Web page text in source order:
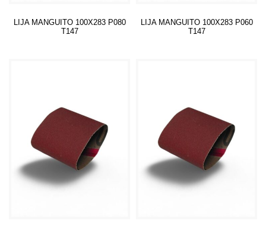
LIJA MANGUITO 100X283 P080
T147
LIJA MANGUITO 100X283 P060
T147